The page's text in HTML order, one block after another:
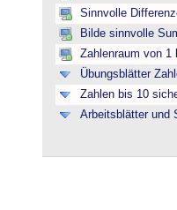
Sinnvolle
Bilde sinnvolle
Zahlenraum von 1
Übungsblätter
Zahlen bis 10
Arbeitsblätter und